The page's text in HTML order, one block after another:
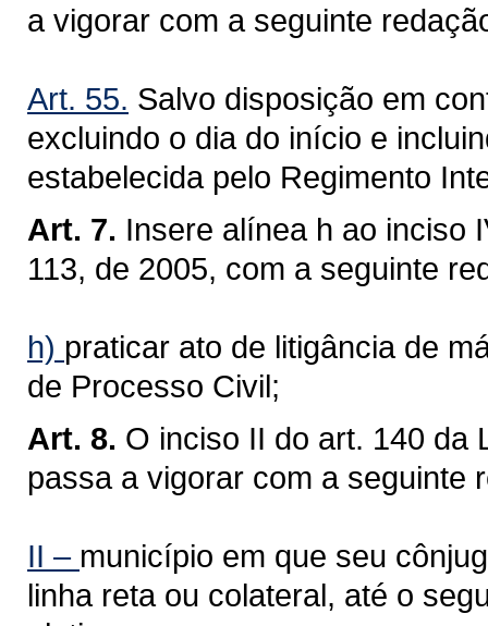
a vigorar com a seguinte
Art. 55. Salvo disposição em
excluindo o dia do início e
estabelecida pelo Regimento
Art. 7. Insere alínea h ao inciso
113, de 2005, com a seguinte
h) praticar ato de litigância de
de Processo Civil;
Art. 8. O inciso II do art. 140 da
passa a vigorar com a seguinte
II – município em que seu
linha reta ou colateral, até o